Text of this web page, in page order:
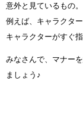
意外と見ているもの。
例えば、キャラクタ
キャラクターがすぐ
みなさんで、マナー
ましょう♪